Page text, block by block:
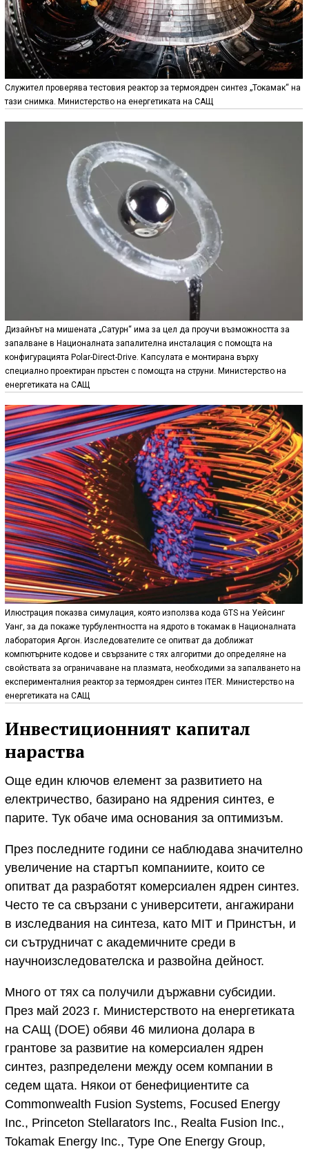
Служител проверява тестовия реактор за термоядрен синтез „Токамак“ на
тази снимка. Министерство на енергетиката на САЩ
Дизайнът на мишената „Сатурн“ има за цел да проучи възможността за
запалване в Националната запалителна инсталация с помощта на
конфигурацията Polar-Direct-Drive. Капсулата е монтирана върху
специално проектиран пръстен с помощта на струни. Министерство на
енергетиката на САЩ
Илюстрация показва симулация, която използва кода GTS на Уейсинг
Уанг, за да покаже турбулентността на ядрото в токамак в Националната
лаборатория Аргон. Изследователите се опитват да доближат
компютърните кодове и свързаните с тях алгоритми до определяне на
свойствата за ограничаване на плазмата, необходими за запалването на
експерименталния реактор за термоядрен синтез ITER. Министерство на
енергетиката на САЩ
Инвестиционният капитал
нараства
Още един ключов елемент за развитието на
електричество, базирано на ядрения синтез, е
парите. Тук обаче има основания за оптимизъм.
През последните години се наблюдава значително
увеличение на стартъп компаниите, които се
опитват да разработят комерсиален ядрен синтез.
Често те са свързани с университети, ангажирани
в изследвания на синтеза, като MIT и Принстън, и
си сътрудничат с академичните среди в
научноизследователска и развойна дейност.
Много от тях са получили държавни субсидии.
През май 2023 г. Министерството на енергетиката
на САЩ (DOE) обяви 46 милиона долара в
грантове за развитие на комерсиален ядрен
синтез, разпределени между осем компании в
седем щата. Някои от бенефициентите са
Commonwealth Fusion Systems, Focused Energy
Inc., Princeton Stellarators Inc., Realta Fusion Inc.,
Tokamak Energy Inc., Type One Energy Group,